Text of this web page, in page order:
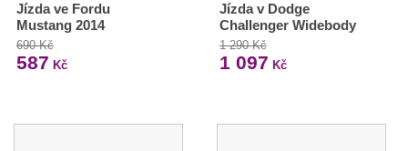
Jízda ve Fordu
Mustang 2014
690 Kč
587 Kč
Jízda v Dodge
Challenger Widebody
1 290 Kč
1 097 Kč